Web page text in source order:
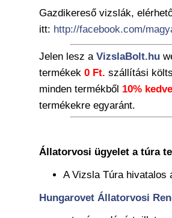
Gazdikereső vizslák,
itt: http://facebook.com/
Jelen lesz a VizslaBolt.hu
termékek 0 Ft. szállítási
minden termékből 10%
termékekre egyaránt.
Állatorvosi ügyelet a túra
A Vizsla Túra hivatalos
Hungarovet Állatorvosi